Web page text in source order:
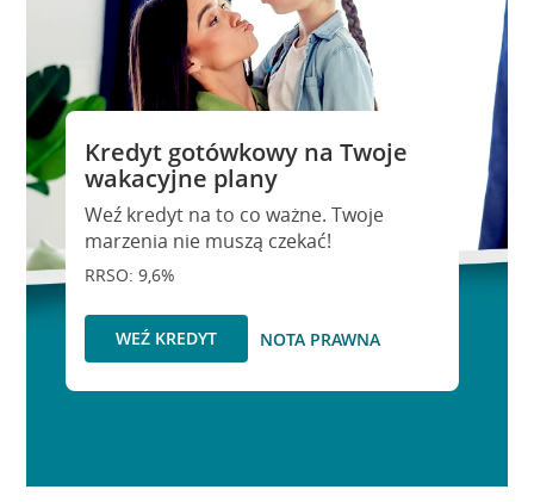
Kredyt gotówkowy na Twoje
wakacyjne plany
Weź kredyt na to co ważne. Twoje
marzenia nie muszą czekać!
RRSO: 9,6%
WEŹ KREDYT NOTA PRAWNA